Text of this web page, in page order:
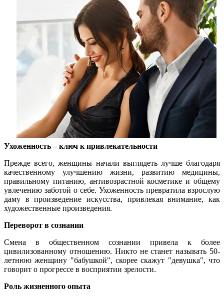
Ухоженность – ключ к привлекательности
Прежде всего, женщины начали выглядеть лучше благодаря
качественному улучшению жизни, развитию медицины,
правильному питанию, антивозрастной косметике и общему
увлечению заботой о себе. Ухоженность превратила взрослую
даму в произведение искусства, привлекая внимание, как
художественные произведения.
Переворот в сознании
Смена в общественном сознании привела к более
цивилизованному отношению. Никто не станет называть 50-
летнюю женщину "бабушкой", скорее скажут "девушка", что
говорит о прогрессе в восприятии зрелости.
Роль жизненного опыта